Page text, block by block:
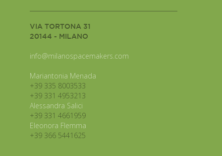
VIA TORTONA 31
20144 - MILANO
info@milanospacemakers.com
Mariantonia Menada
+39 335 8003533
+39 331 4953213
Alessandra Salici
+39 331 4661959
Eleonora Flemma
+39 366 5441625